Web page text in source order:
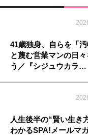
41歳独身、自らを「汚
と蔑む営業マンの日々
う／『シジュウカラ…
人生後半の“賢い生き
わかるSPA!メールマ